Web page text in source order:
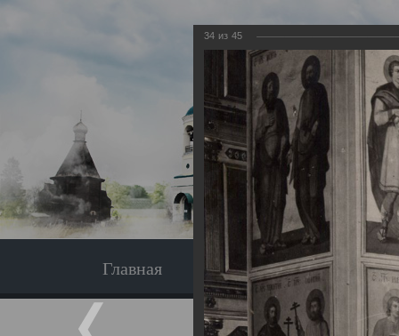
Главная Экскурсия
34 из 45